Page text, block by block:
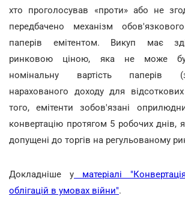
хто проголосував «проти» або не
передбачено механізм
паперів емітентом. Викуп має
ринковою ціною, яка не може
номінальну вартість паперів
нарахованого доходу для
того, емітенти зобов'язані
конвертацію протягом 5 робочих днів,
допущені до торгів на регульованому
Докладніше у матеріалі
облігацій в умовах війни".